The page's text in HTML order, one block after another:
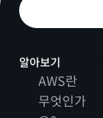
알아보기
AWS란
무엇인가